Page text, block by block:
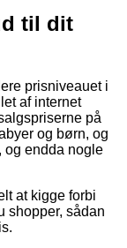
til dit
prisniveauet i
af internet
på
og børn, og
og endda nogle
at kigge forbi
shopper, sådan